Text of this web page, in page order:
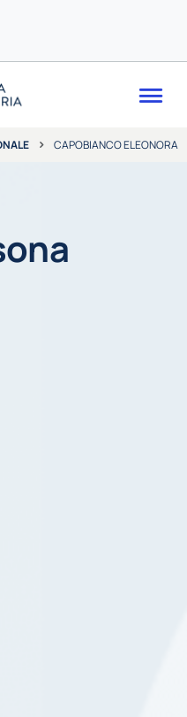
CAPOBIANCO ELEONORA